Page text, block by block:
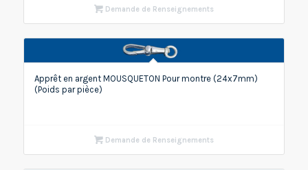
Demande de Renseignements
Apprêt en argent MOUSQUETON Pour montre (24x7mm)
(Poids par pièce)
Demande de Renseignements